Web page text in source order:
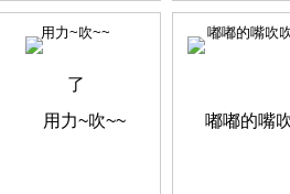
用力~吹~~ 嘟嘟的嘴吹